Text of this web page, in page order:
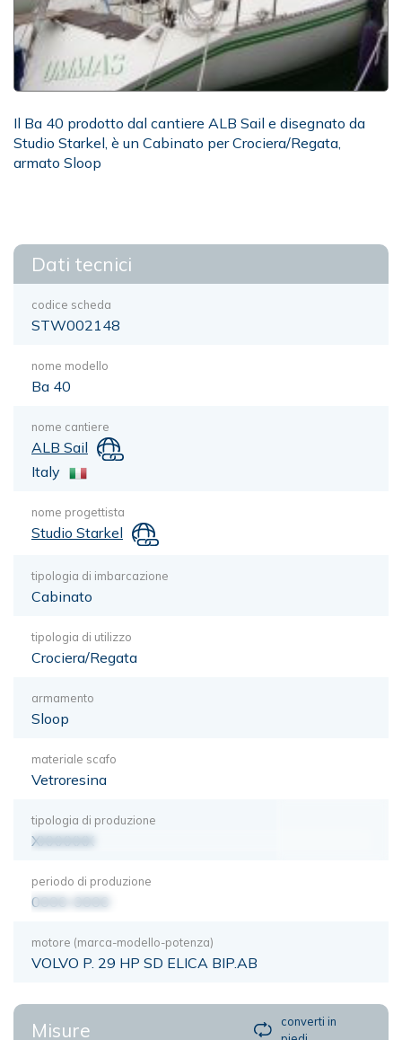
Il Ba 40 prodotto dal cantiere ALB Sail e disegnato da
Studio Starkel, è un Cabinato per Crociera/Regata,
armato Sloop
Dati tecnici
codice scheda
STW002148
nome modello
Ba 40
nome cantiere
ALB Sail
Italy
nome progettista
Studio Starkel
tipologia di imbarcazione
Cabinato
tipologia di utilizzo
Crociera/Regata
armamento
Sloop
materiale scafo
Vetroresina
tipologia di produzione
XXXXXXX
periodo di produzione
0000-0000
motore (marca-modello-potenza)
VOLVO P. 29 HP SD ELICA BIP.AB
Misure
converti in